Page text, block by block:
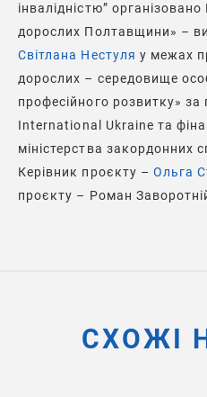
інвалідністю”
дорослих Полтавщини» –
Світлана Нестуля у межах
дорослих – середовище
професійного розвитку» за
International Ukraine та
міністерства закордонних
Керівник проєкту – Ольга
проєкту – Роман
СХОЖІ